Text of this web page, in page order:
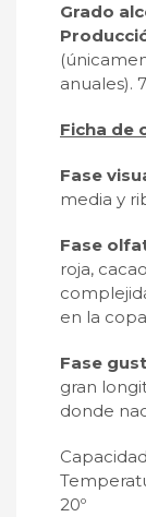
Grado
anuales).
Ficha de
Fase
media y
Fase
roja,
en la copa
Fase
gran
donde
20º